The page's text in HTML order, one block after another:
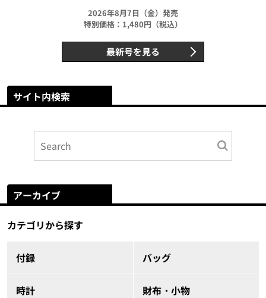
2026年8月7日（金）発売
特別価格：1,480円（税込）
最新号を見る
サイト内検索
アーカイブ
カテゴリから探す
付録 バッグ
時計 財布・小物